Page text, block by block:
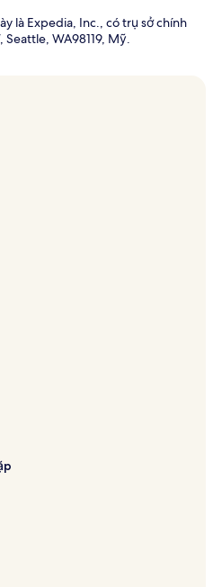
là Expedia, Inc., có trụ sở chính
Seattle, WA98119, Mỹ.